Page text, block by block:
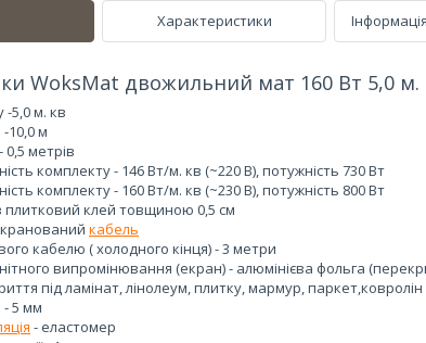
Характеристики
WoksMat двожильний мат 160 Вт 5,0 м.
-5,0 м. кв
10,0 м
метрів
комплекту - 146 Вт/м. кв (~220 В), потужність 730 Вт
комплекту - 160 Вт/м. кв (~230 В), потужність 800 Вт
плитковий клей товщиною 0,5 см
кабель
кабелю ( холодного кінця) - 3 метри
випромінювання (екран) - алюмінієва фольга
під ламінат, лінолеум, плитку, мармур, паркет,ковролін
5 мм
- еластомер